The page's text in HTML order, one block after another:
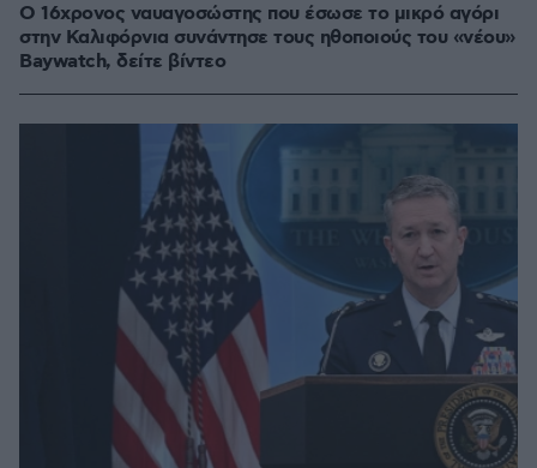
Ο 16χρονος ναυαγοσώστης που έσωσε το μικρό αγόρι
στην Καλιφόρνια συνάντησε τους ηθοποιούς του «νέου»
Baywatch, δείτε βίντεο